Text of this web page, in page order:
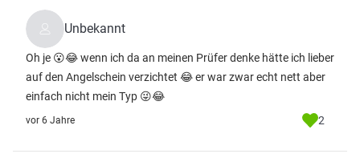
Unbekannt
Oh je 😮😂 wenn ich da an meinen Prüfer denke hätte ich lieber
auf den Angelschein verzichtet 😂 er war zwar echt nett aber
einfach nicht mein Typ 😜😂
vor 6 Jahre 2